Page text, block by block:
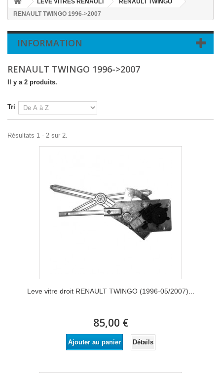
LEVE VITRES RENAULT
RENAULT TWINGO
RENAULT TWINGO 1996->2007
INFORMATION
RENAULT TWINGO 1996->2007
Il y a 2 produits.
Tri
Résultats 1 - 2 sur 2.
Leve vitre droit RENAULT TWINGO (1996-05/2007)...
85,00 €
Ajouter au panier Détails